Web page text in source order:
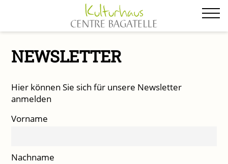
springen
NEWSLETTER
Hier können Sie sich für unsere Newsletter
anmelden
Vorname
Nachname